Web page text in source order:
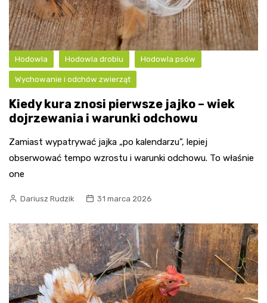
Hodowla Hodowla drobiu Hodowla psów
Wychowanie i odchów zwierząt
Kiedy kura znosi pierwsze jajko – wiek
dojrzewania i warunki odchowu
Zamiast wypatrywać jajka „po kalendarzu”, lepiej
obserwować tempo wzrostu i warunki odchowu. To właśnie
one
Dariusz Rudzik 31 marca 2026